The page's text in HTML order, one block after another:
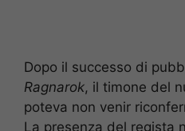
Dopo il successo di
Ragnarok, il timone del
poteva non venir
La presenza del regista